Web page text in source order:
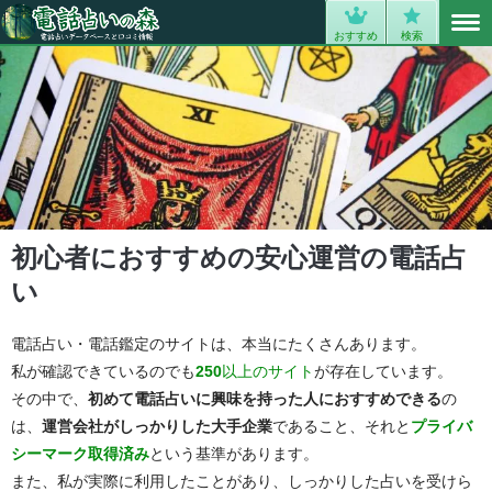
おすすめ 検索
初心者におすすめの安心運営の電話占
い
電話占い・電話鑑定のサイトは、本当にたくさんあります。
私が確認できているのでも250以上のサイトが存在しています。
その中で、 初めて電話占いに興味を持った人におすすめできるの
は、 運営会社がしっかりした大手企業であること、それと プライバ
シーマーク取得済みという基準があります。
また、私が実際に利用したことがあり、しっかりした占いを受けら